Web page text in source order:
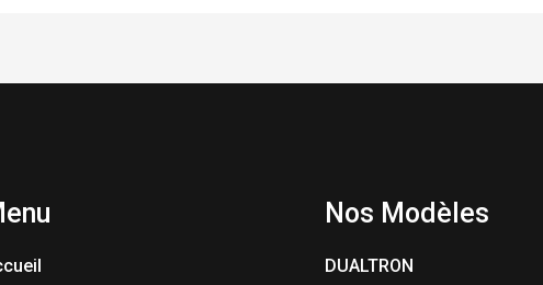
Nos Modèles
DUALTRON